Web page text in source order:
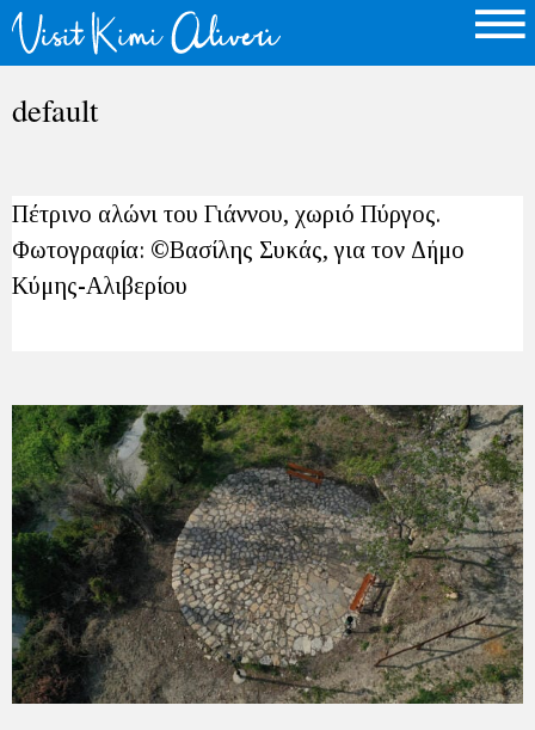
default
Πέτρινο αλώνι του Γιάννου, χωριό Πύργος.
Φωτογραφία: ©Βασίλης Συκάς, για τον Δήμο
Κύμης-Αλιβερίου